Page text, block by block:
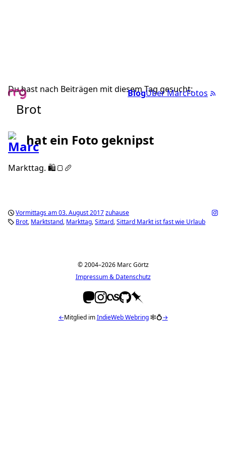
BlogÜber MarcFotos
Du hast nach Beiträgen mit diesem Tag gesucht:
Brot
hat ein Foto geknipst
Markttag. 🛍🍞🥖
Vormittags am 03. August 2017zuhause
Brot Marktstand Markttag Sittard Sittard Markt ist fast wie Urlaub
© 2004–2026 Marc Görtz
Impressum & Datenschutz
←Mitglied imIndieWeb Webring🕸💍→